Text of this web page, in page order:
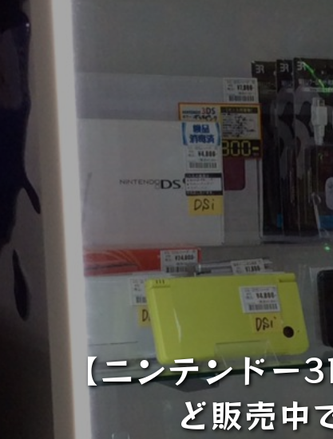
【ニンテンドー
ど販売